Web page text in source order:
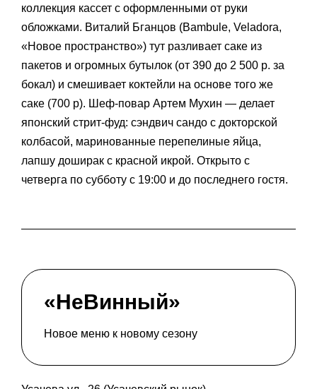
коллекция кассет с оформленными от руки
обложками. Виталий Бганцов (Bambule, Veladora,
«Новое пространство») тут разливает саке из
пакетов и огромных бутылок (от 390 до 2 500 р. за
бокал) и смешивает коктейли на основе того же
саке (700 р). Шеф-повар Артем Мухин — делает
японский стрит-фуд: сэндвич сандо с докторской
колбасой, маринованные перепелиные яйца,
лапшу доширак с красной икрой. Открыто с
четверга по субботу с 19:00 и до последнего гостя.
«НеВинный»
Новое меню к новому сезону